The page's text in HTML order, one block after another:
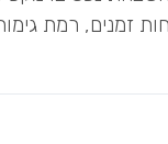
זמנים, רמת